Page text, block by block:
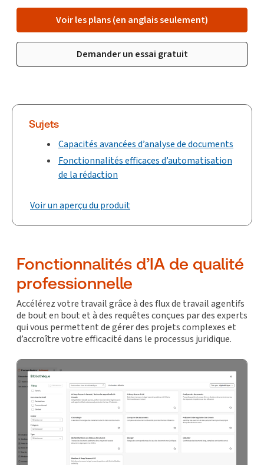
Voir les plans (en anglais seulement)
Demander un essai gratuit
Sujets
Capacités avancées d’analyse de documents
Fonctionnalités efficaces d’automatisation
de la rédaction
Voir un aperçu du produit
Fonctionnalités d’IA de qualité
professionnelle
Accélérez votre travail grâce à des flux de travail agentifs
de bout en bout et à des requêtes conçues par des experts
qui vous permettent de gérer des projets complexes et
d’accroître votre efficacité dans le processus juridique.